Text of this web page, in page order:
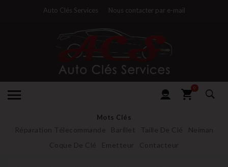
Auto Clés Services Nous contacter par e-mail
0
Mots Clés
Réparation Télecommande Barillet Taille De Clé
Neiman
Coque De Clé
Emetteur Contacteur